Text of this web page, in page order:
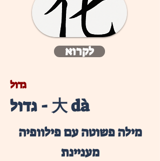
לקרוא
גדול
גדול - 大 dà
מילה פשוטה עם פילוופיה
מעניינת